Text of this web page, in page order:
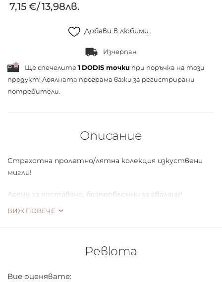
7,15 €/13,98лв.
Добави в любими
Изчерпан
Ще спечелите1 DODIS точки при поръчка на този
продукт! Лоялната програма важи за регистрирани
потребители.
Описание
Страхотна пролетно/лятна колекция изкуствени
мигли!
Лесни за поставяне, безпроблемни за сваляне!
Ръчно изработени!
Осигуряват оригинален плътен ефект
добра поддържка
ВИЖ ПОВЕЧЕ
Ревюта
Вие оценявате: